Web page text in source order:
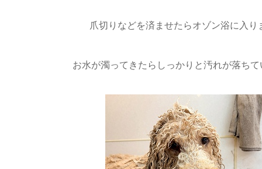
爪切りなどを済ませたらオゾン浴に入
お水が濁ってきたらしっかりと汚れが落ち